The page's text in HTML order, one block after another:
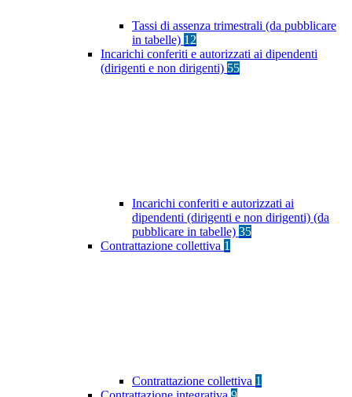
Tassi di assenza trimestrali (da pubblicare
in tabelle) 12
Incarichi conferiti e autorizzati ai dipendenti
(dirigenti e non dirigenti) 55
Incarichi conferiti e autorizzati ai
dipendenti (dirigenti e non dirigenti) (da
pubblicare in tabelle) 35
Contrattazione collettiva 1
Contrattazione collettiva 1